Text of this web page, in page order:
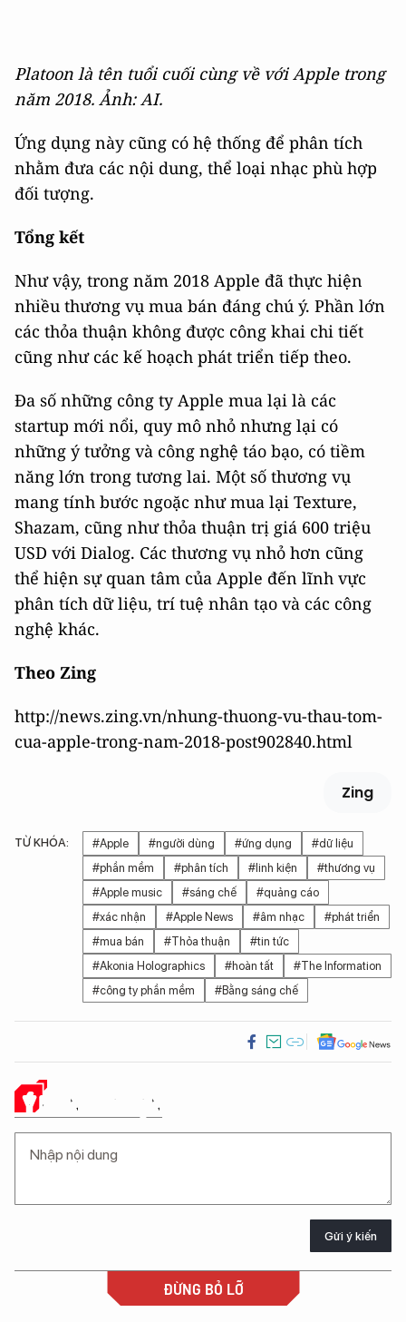
Platoon là tên tuổi cuối cùng về với Apple trong
năm 2018. Ảnh: AI.
Ứng dụng này cũng có hệ thống để phân tích
nhằm đưa các nội dung, thể loại nhạc phù hợp
đối tượng.
Tổng kết
Như vậy, trong năm 2018 Apple đã thực hiện
nhiều thương vụ mua bán đáng chú ý. Phần lớn
các thỏa thuận không được công khai chi tiết
cũng như các kế hoạch phát triển tiếp theo.
Đa số những công ty Apple mua lại là các
startup mới nổi, quy mô nhỏ nhưng lại có
những ý tưởng và công nghệ táo bạo, có tiềm
năng lớn trong tương lai. Một số thương vụ
mang tính bước ngoặc như mua lại Texture,
Shazam, cũng như thỏa thuận trị giá 600 triệu
USD với Dialog. Các thương vụ nhỏ hơn cũng
thể hiện sự quan tâm của Apple đến lĩnh vực
phân tích dữ liệu, trí tuệ nhân tạo và các công
nghệ khác.
Theo Zing
http://news.zing.vn/nhung-thuong-vu-thau-tom-
cua-apple-trong-nam-2018-post902840.html
Zing
TỪ KHÓA: #Apple #người dùng #ứng dụng
#dữ liệu
#phần mềm
#phân tích #linh kiện
#thương vụ
#Apple music
#sáng chế
#quảng cáo
#xác nhận
#Apple News #âm nhạc
#phát triển
#mua bán
#Thỏa thuận
#tin tức
#Akonia Holographics
#hoàn tất
#The Information
#công ty phần mềm
#Bằng sáng chế
Ý KIẾN CỦA BẠN
Gửi ý kiến
ĐỪNG BỎ LỠ